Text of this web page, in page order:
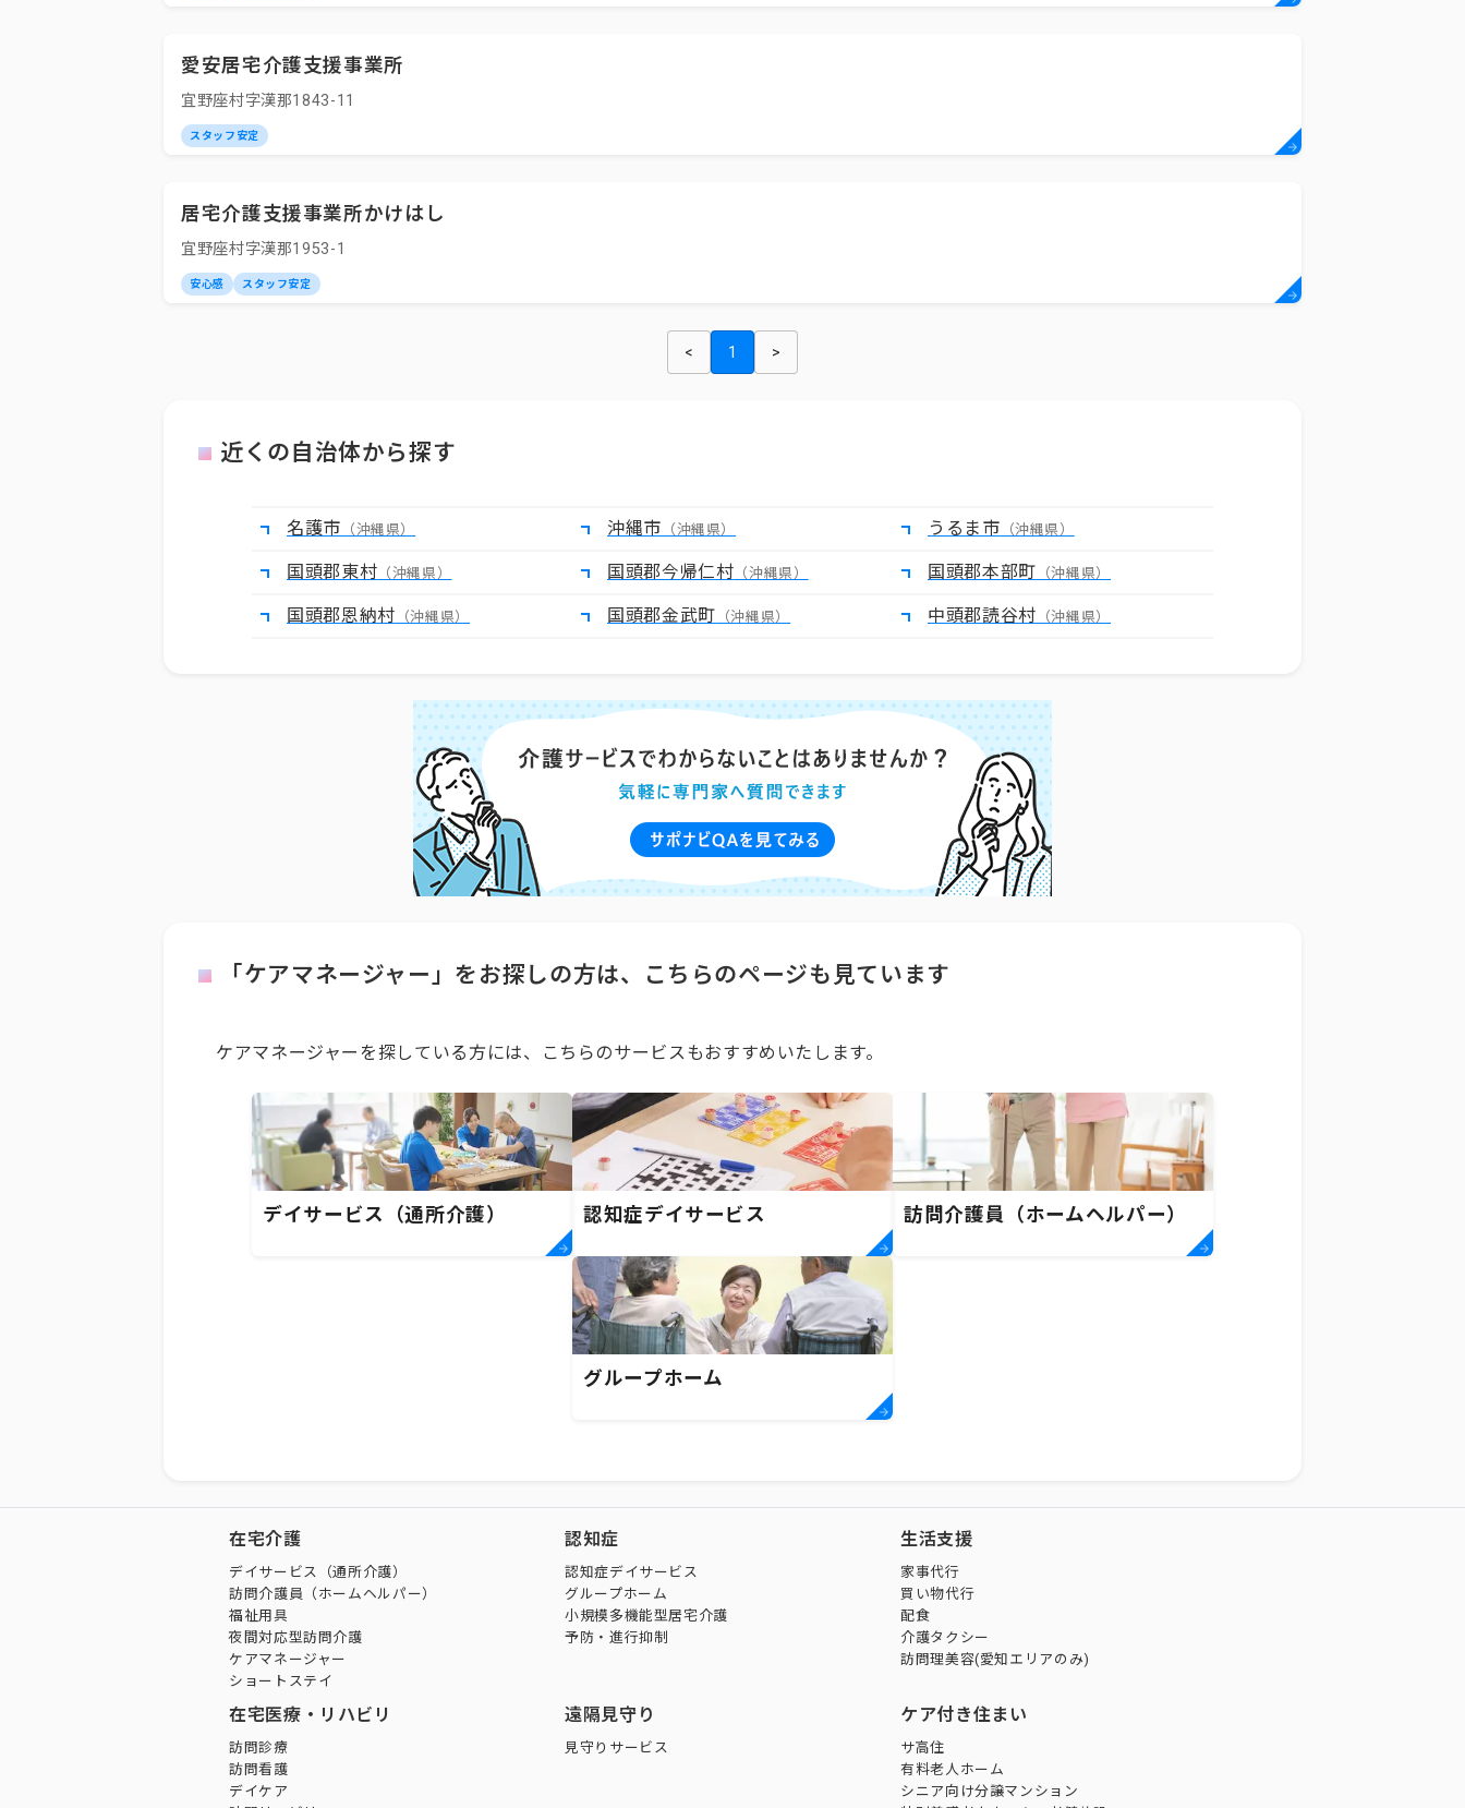
愛安居宅介護支援事業所
宜野座村字漢那1843-11
スタッフ安定
居宅介護支援事業所かけはし
宜野座村字漢那1953-1
安心感 スタッフ安定
< 1 >
近くの自治体から探す
名護市 （沖縄県） 沖縄市 （沖縄県） うるま市 （沖縄県）
国頭郡東村 （沖縄県） 国頭郡今帰仁村 （沖縄県） 国頭郡本部町 （沖縄県）
国頭郡恩納村 （沖縄県） 国頭郡金武町 （沖縄県） 中頭郡読谷村 （沖縄県）
「ケアマネージャー」をお探しの方は、こちらのページも見ています
ケアマネージャーを探している方には、こちらのサービスもおすすめいたします。
デイサービス（通所介護） 認知症デイサービス 訪問介護員（ホームヘルパー）
グループホーム
在宅介護
デイサービス（通所介護）
訪問介護員（ホームヘルパー）
福祉用具
夜間対応型訪問介護
ケアマネージャー
ショートステイ
認知症
認知症デイサービス
グループホーム
小規模多機能型居宅介護
予防・進行抑制
生活支援
家事代行
買い物代行
配食
介護タクシー
訪問理美容(愛知エリアのみ)
在宅医療・リハビリ
訪問診療
訪問看護
デイケア
遠隔見守り
見守りサービス
ケア付き住まい
サ高住
有料老人ホーム
シニア向け分譲マンション